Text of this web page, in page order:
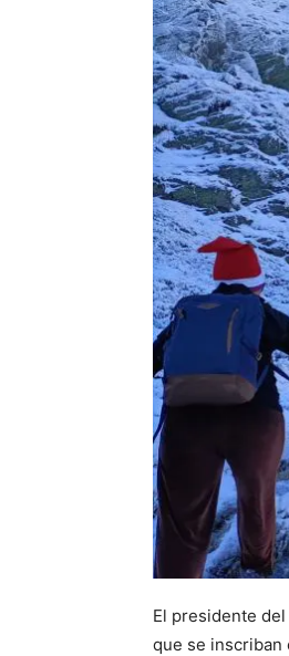
El presidente
que se inscriban